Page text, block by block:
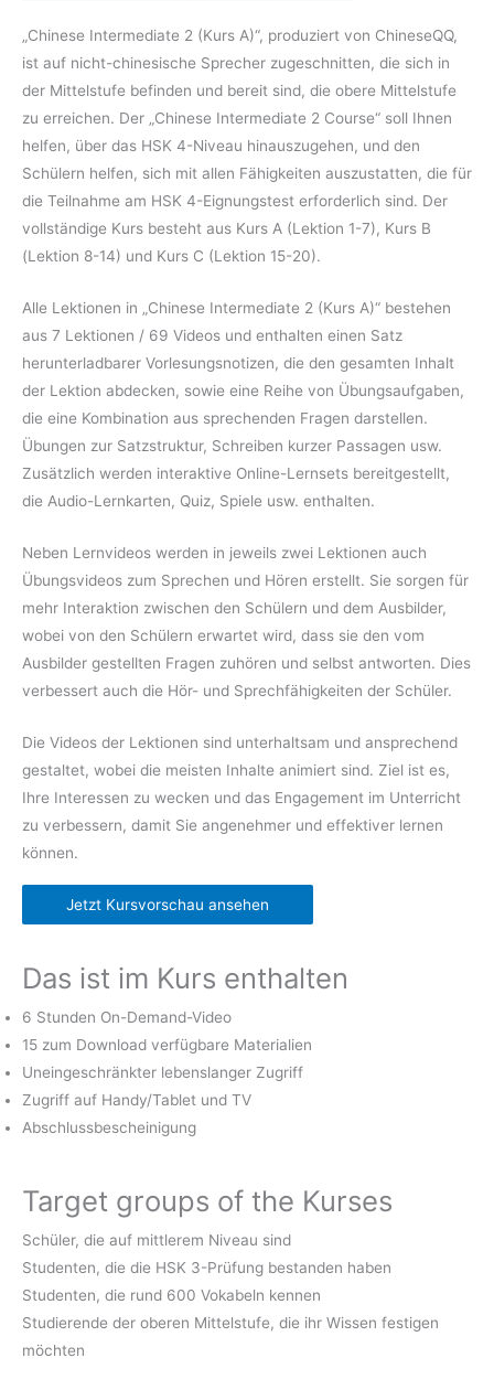
„Chinese Intermediate 2 (Kurs A)“, produziert von ChineseQQ,
ist auf nicht-chinesische Sprecher zugeschnitten, die sich in
der Mittelstufe befinden und bereit sind, die obere Mittelstufe
zu erreichen. Der „Chinese Intermediate 2 Course“ soll Ihnen
helfen, über das HSK 4-Niveau hinauszugehen, und den
Schülern helfen, sich mit allen Fähigkeiten auszustatten, die für
die Teilnahme am HSK 4-Eignungstest erforderlich sind. Der
vollständige Kurs besteht aus Kurs A (Lektion 1-7), Kurs B
(Lektion 8-14) und Kurs C (Lektion 15-20).
Alle Lektionen in „Chinese Intermediate 2 (Kurs A)“ bestehen
aus 7 Lektionen / 69 Videos und enthalten einen Satz
herunterladbarer Vorlesungsnotizen, die den gesamten Inhalt
der Lektion abdecken, sowie eine Reihe von Übungsaufgaben,
die eine Kombination aus sprechenden Fragen darstellen.
Übungen zur Satzstruktur, Schreiben kurzer Passagen usw.
Zusätzlich werden interaktive Online-Lernsets bereitgestellt,
die Audio-Lernkarten, Quiz, Spiele usw. enthalten.
Neben Lernvideos werden in jeweils zwei Lektionen auch
Übungsvideos zum Sprechen und Hören erstellt. Sie sorgen für
mehr Interaktion zwischen den Schülern und dem Ausbilder,
wobei von den Schülern erwartet wird, dass sie den vom
Ausbilder gestellten Fragen zuhören und selbst antworten. Dies
verbessert auch die Hör- und Sprechfähigkeiten der Schüler.
Die Videos der Lektionen sind unterhaltsam und ansprechend
gestaltet, wobei die meisten Inhalte animiert sind. Ziel ist es,
Ihre Interessen zu wecken und das Engagement im Unterricht
zu verbessern, damit Sie angenehmer und effektiver lernen
können.
Jetzt Kursvorschau ansehen
Das ist im Kurs enthalten
6 Stunden On-Demand-Video
15 zum Download verfügbare Materialien
Uneingeschränkter lebenslanger Zugriff
Zugriff auf Handy/Tablet und TV
Abschlussbescheinigung
Target groups of the Kurses
Schüler, die auf mittlerem Niveau sind
Studenten, die die HSK 3-Prüfung bestanden haben
Studenten, die rund 600 Vokabeln kennen
Studierende der oberen Mittelstufe, die ihr Wissen festigen
möchten